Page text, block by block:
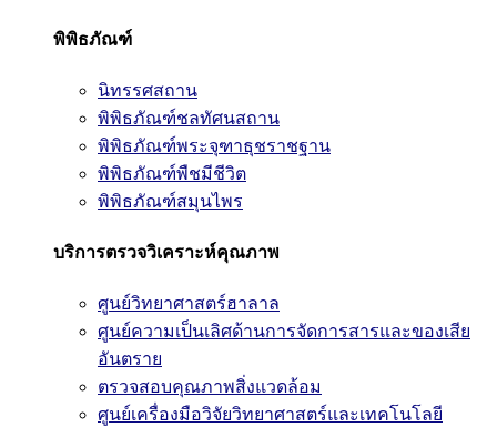
พิพิธภัณฑ์
นิทรรศสถาน
พิพิธภัณฑ์ชลทัศนสถาน
พิพิธภัณฑ์พระจุฑาธุชราชฐาน
พิพิธภัณฑ์พืชมีชีวิต
พิพิธภัณฑ์สมุนไพร
บริการตรวจวิเคราะห์คุณภาพ
ศูนย์วิทยาศาสตร์ฮาลาล
ศูนย์ความเป็นเลิศด้านการจัดการสารและของเสีย
อันตราย
ตรวจสอบคุณภาพสิ่งแวดล้อม
ศูนย์เครื่องมือวิจัยวิทยาศาสตร์และเทคโนโลยี